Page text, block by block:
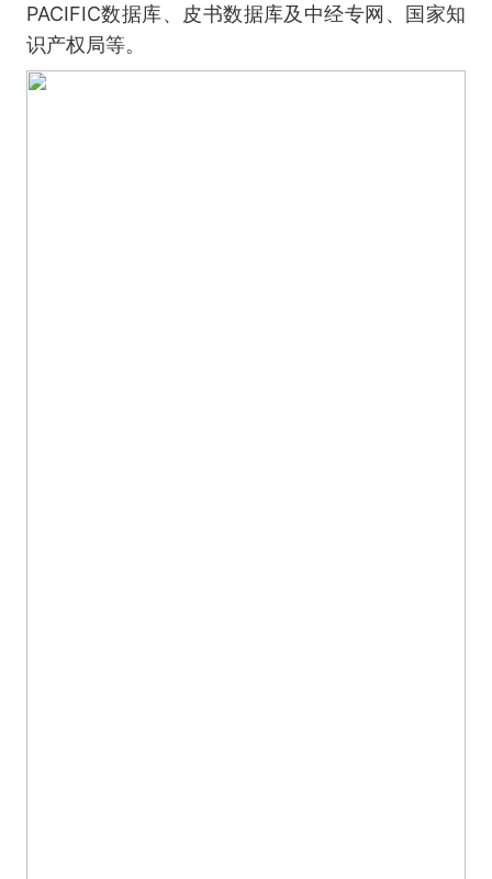
PACIFIC数据库、皮书数据库及中经专网、国家知
识产权局等。